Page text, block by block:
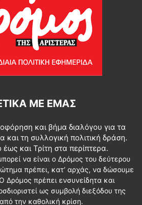
ΜΕ ΕΜΆΣ
και βήμα διαλόγου για τα
και τη συλλογική πολιτική δράση.
και Τρίτη στα περίπτερα.
να είναι ο Δρόμος του δεύτερου
πρέπει, κατ’ αρχάς, να δώσουμε
Δρόμος πρέπει ενσυνείδητα και
ως συμβολή διεξόδου της
την καθολική κρίση.